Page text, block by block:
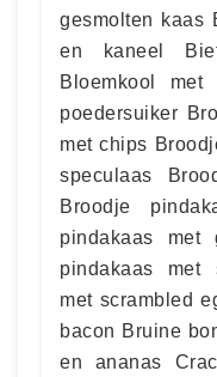
gesmolten kaas
en kaneel
Bloemkool
poedersuiker
met chips
speculaas
Broodje
pindakaas met
pindakaas met
met scrambled
bacon Bruine
en ananas